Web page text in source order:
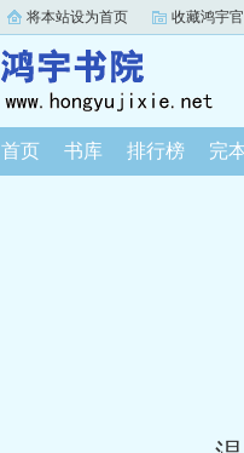
将本站设为首页 收藏鸿宇
首页 书库 排行榜 完